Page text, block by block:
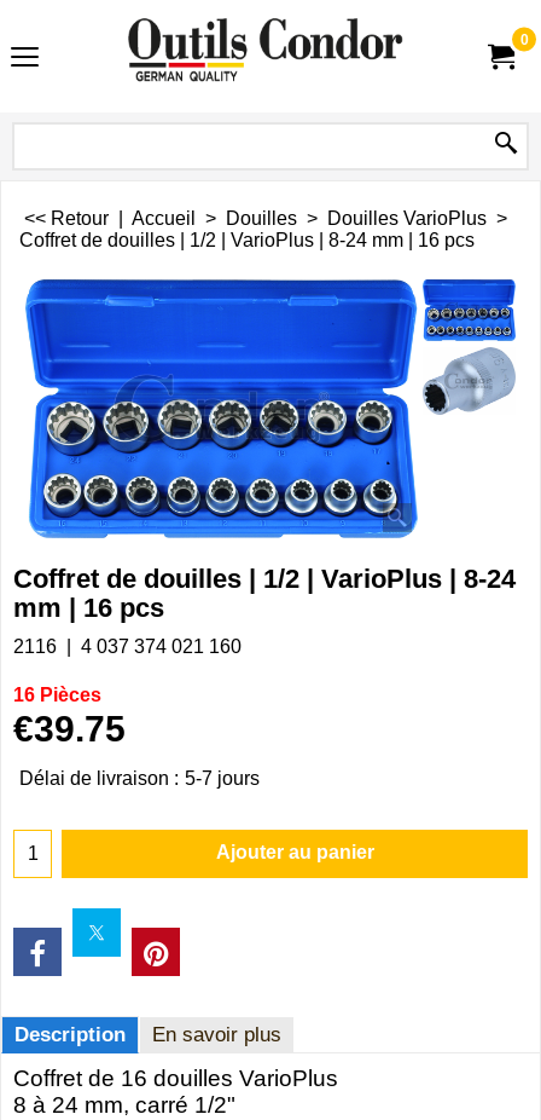
0
<< Retour Accueil > Douilles > Douilles VarioPlus >
Coffret de douilles | 1/2 | VarioPlus | 8-24 mm | 16 pcs
Coffret de douilles | 1/2 | VarioPlus | 8-24
mm | 16 pcs
2116 4 037 374 021 160
16 Pièces
€39.75
Délai de livraison : 5-7 jours
Ajouter au panier
Description En savoir plus
Coffret de 16 douilles VarioPlus
8 à 24 mm, carré 1/2"